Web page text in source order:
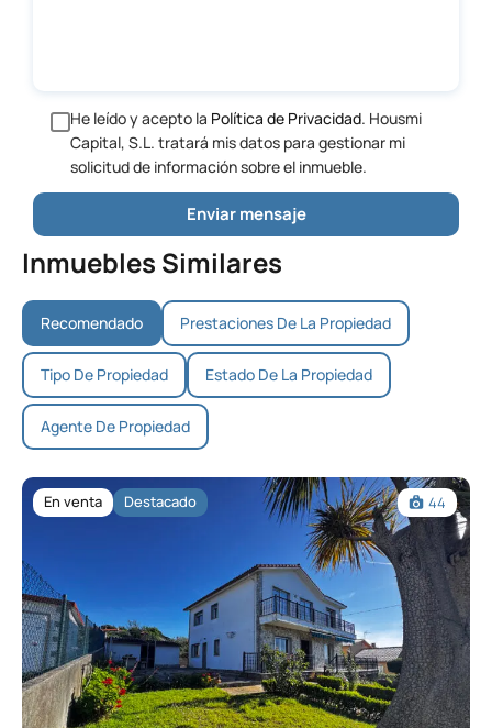
He leído y acepto la Política de Privacidad. Housmi
Capital, S.L. tratará mis datos para gestionar mi
solicitud de información sobre el inmueble.
Inmuebles Similares
Recomendado Prestaciones De La Propiedad
Tipo De Propiedad Estado De La Propiedad
Agente De Propiedad
En venta Destacado 44